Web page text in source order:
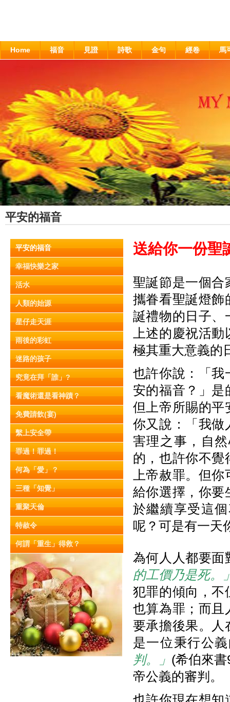
Home 福音 見證 詩歌 金句 經卷 馬
平安的福音
平安的福音
幸福快樂之家
活水
人類的始源
星仔走天涯
雨後的彩虹
迷路的孩子
究竟在拜「誰」?
看魔術還是看神蹟？
免費請飲(宴)
繫上安全帶
罪過！罪過！
何為「愛」？
三種「知覺」
重聚天倫
特赦令
何謂「重生」得救？
送給你一份聖
聖誕節是一個合
攜眷看聖誕燈飾
誕禮物的日子
上述的慶祝活
極其重大意義的
也許你說：「我
安的福音？」是
但上帝所賜的平
你又說：「我做
害理之事，自
的，也許你不覺
上帝赦罪。但
給你選擇，你要
於繼續享受這
呢？可是有一天
為何人人都要面
的工價乃是死。
犯罪的傾向，不
也算為罪；而且
要承擔後果。人
是一位秉行公
判。」 (希伯來
帝公義的審判。